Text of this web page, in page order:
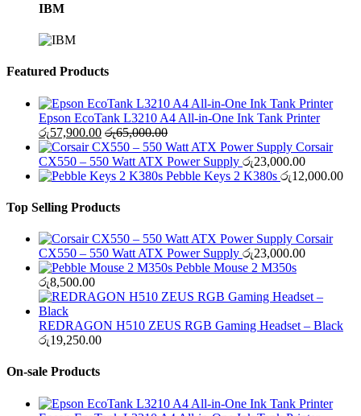
IBM
Featured Products
Epson EcoTank L3210 A4 All-in-One Ink Tank Printer
රු57,900.00 රු65,000.00
Corsair
CX550 – 550 Watt ATX Power Supply රු23,000.00
Pebble Keys 2 K380s රු12,000.00
Top Selling Products
Corsair
CX550 – 550 Watt ATX Power Supply රු23,000.00
Pebble Mouse 2 M350s
රු8,500.00
REDRAGON H510 ZEUS RGB Gaming Headset – Black
රු19,250.00
On-sale Products